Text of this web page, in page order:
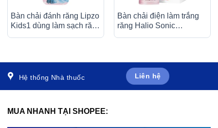
Bàn chải đánh răng Lipzo
Kids1 dùng làm sạch răng
Bàn chải điện làm trắng
răng Halio Sonic
Hệ thống Nhà thuốc Liên hệ
MUA NHANH TẠI SHOPEE: